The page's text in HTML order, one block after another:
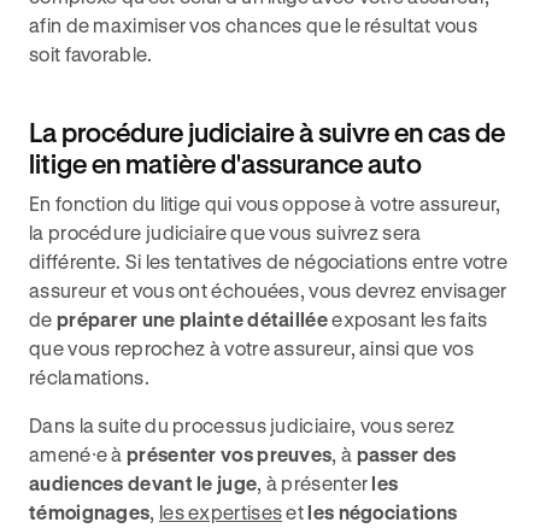
afin de maximiser vos chances que le résultat vous
soit favorable.
La procédure judiciaire à suivre en cas de
litige en matière d'assurance auto
En fonction du litige qui vous oppose à votre assureur,
la procédure judiciaire que vous suivrez sera
différente. Si les tentatives de négociations entre votre
assureur et vous ont échouées, vous devrez envisager
de préparer une plainte détailléeexposant les faits
que vous reprochez à votre assureur, ainsi que vos
réclamations.
Dans la suite du processus judiciaire, vous serez
amené⸱e à présenter vos preuves, à passer des
audiences devant le juge, à présenterles
témoignages, les expertisesetles négociations